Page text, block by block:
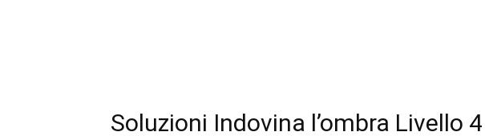
Soluzioni Indovina l’ombra Livello 4